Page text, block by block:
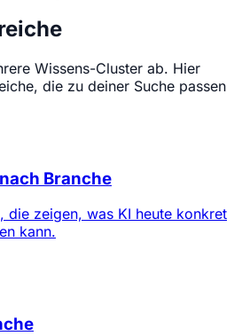
Wissens-Cluster ab. Hier
die zu deiner Suche passen
Branche
die zeigen, was KI heute konkret
kann.